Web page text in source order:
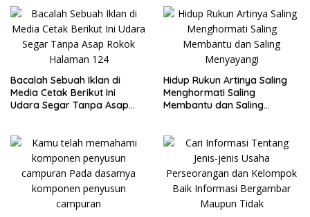
Bacalah Sebuah Iklan di
Media Cetak Berikut Ini
Udara Segar Tanpa Asap
Hidup Rukun Artinya Saling
Menghormati Saling
Membantu dan Saling